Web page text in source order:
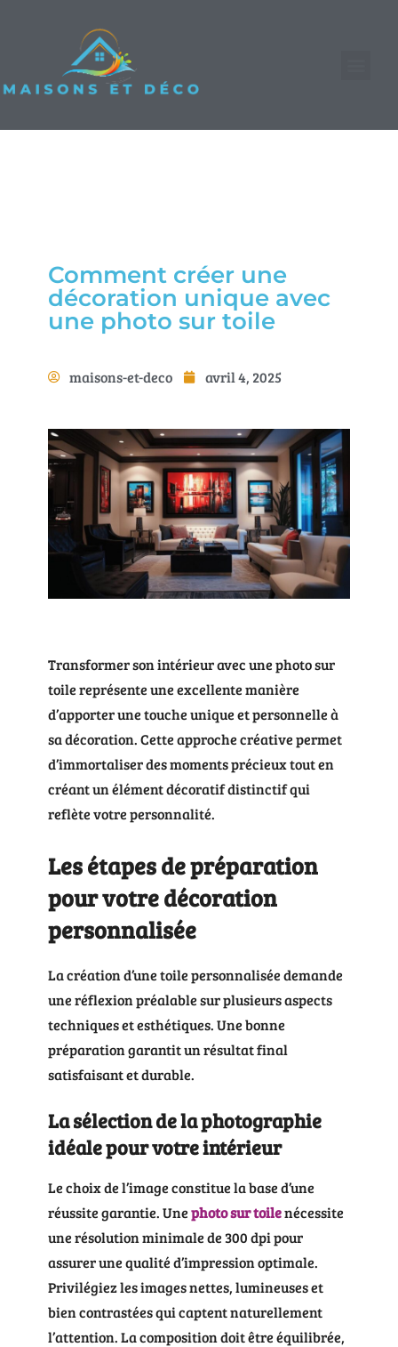
Comment créer une
décoration unique avec
une photo sur toile
maisons-et-deco avril 4, 2025
Transformer son intérieur avec une photo sur
toile représente une excellente manière
d’apporter une touche unique et personnelle à
sa décoration. Cette approche créative permet
d’immortaliser des moments précieux tout en
créant un élément décoratif distinctif qui
reflète votre personnalité.
Les étapes de préparation
pour votre décoration
personnalisée
La création d’une toile personnalisée demande
une réflexion préalable sur plusieurs aspects
techniques et esthétiques. Une bonne
préparation garantit un résultat final
satisfaisant et durable.
La sélection de la photographie
idéale pour votre intérieur
Le choix de l’image constitue la base d’une
réussite garantie. Unephoto sur toilenécessite
une résolution minimale de 300 dpi pour
assurer une qualité d’impression optimale.
Privilégiez les images nettes, lumineuses et
bien contrastées qui captent naturellement
l’attention. La composition doit être équilibrée,